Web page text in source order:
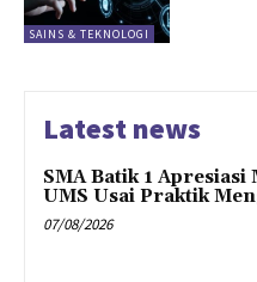
SAINS & TEKNOLOGI
Latest news
SMA Batik 1 Apresiasi
UMS Usai Praktik
07/08/2026